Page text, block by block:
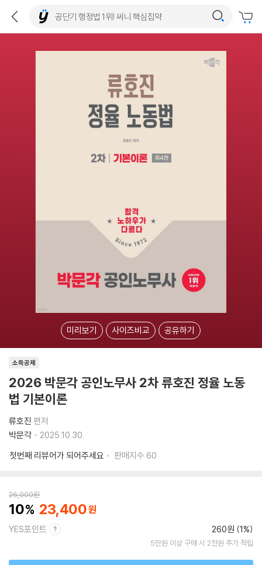
미리보기 사이즈비교 공유하기
소득공제
2026 박문각 공인노무사 2차 류호진 정율 노동
법 기본이론
류호진 편저
박문각
2025.10.30.
첫번째 리뷰어가 되어주세요
판매지수 60
26,000원
10 23,400
YES포인트 260원 (1%)
5만원 이상 구매 시 2천원 추가 적립